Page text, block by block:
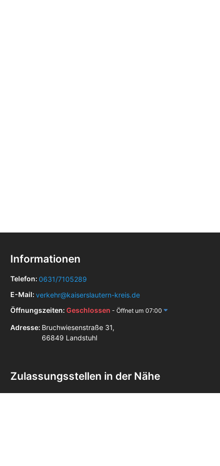
Informationen
Telefon: 0631/7105289
E-Mail: verkehr@kaiserslautern-kreis.de
Öffnungszeiten: Geschlossen - Öffnet um 07:00
Adresse: Bruchwiesenstraße 31,
66849 Landstuhl
Zulassungsstellen in der Nähe